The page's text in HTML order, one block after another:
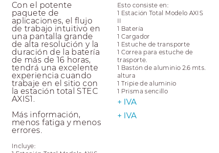
Con el potente
paquete de
aplicaciones, el flujo
de trabajo intuitivo en
una pantalla grande
de alta resolución y la
duración de la batería
de más de 16 horas,
tendrá una excelente
experiencia cuando
trabaje en el sitio con
la estación total STEC
AXIS1.
Más información,
menos fatiga y menos
errores.
Incluye:
Esto consiste en:
1 Estación Total Modelo AXIS
II
1 Batería
1 Cargador
1 Estuche de transporte
1 Correa para estuche de
trasporte.
1 Bastón de aluminio 2.6 mts.
altura
1 Tripie de aluminio
1 Prisma sencillo
+ IVA
+ IVA